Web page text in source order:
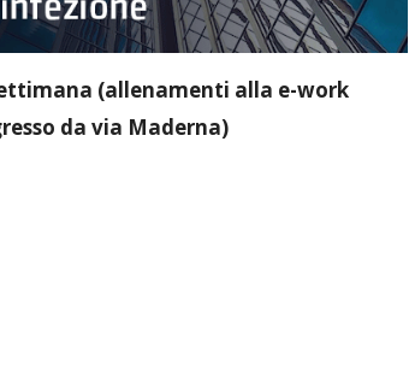
(allenamenti alla e-work
da via Maderna)